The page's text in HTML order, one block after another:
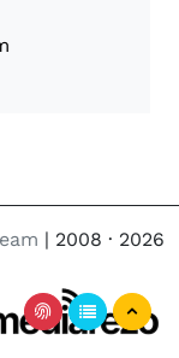
| 2008 · 2026